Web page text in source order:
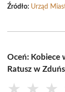
Źródło: Urząd
Oceń: Kobiece
Ratusz w